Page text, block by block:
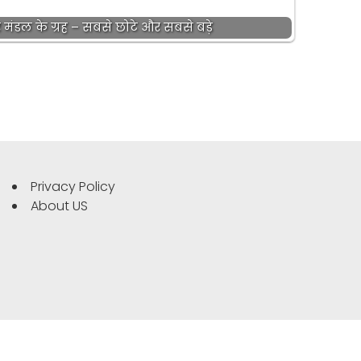
मंडल के ग्रह – सबसे छोटे और सबसे बड़े
Privacy Policy
About US